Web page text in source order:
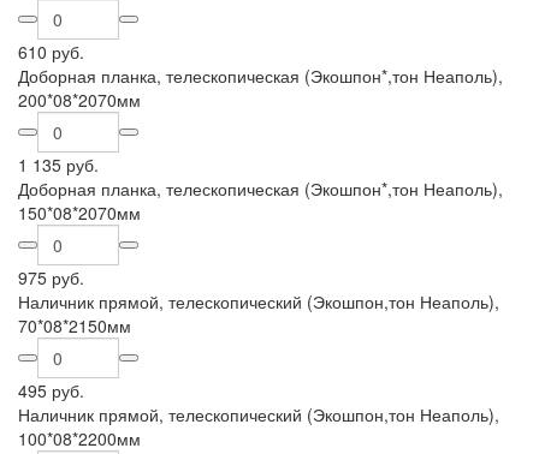
610 руб.
Доборная планка, телескопическая (Экошпон*,тон Неаполь),
200*08*2070мм
1 135 руб.
Доборная планка, телескопическая (Экошпон*,тон Неаполь),
150*08*2070мм
975 руб.
Наличник прямой, телескопический (Экошпон,тон Неаполь),
70*08*2150мм
495 руб.
Наличник прямой, телескопический (Экошпон,тон Неаполь),
100*08*2200мм